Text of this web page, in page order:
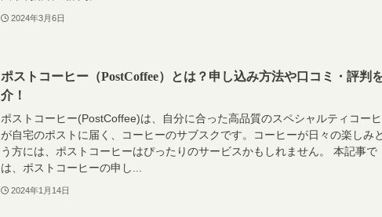
2024年3月6日
ポストコーヒー（PostCoffee）とは？申し込み方法や口コミ・評判
介！
ポストコーヒー(PostCoffee)は、自分に合った高品質のスペシャルティコー
が自宅のポストに届く、コーヒーのサブスクです。コーヒーが日々の楽しみ
う方には、ポストコーヒーはぴったりのサービスかもしれません。 本記事で
は、ポストコーヒーの申し...
2024年1月14日